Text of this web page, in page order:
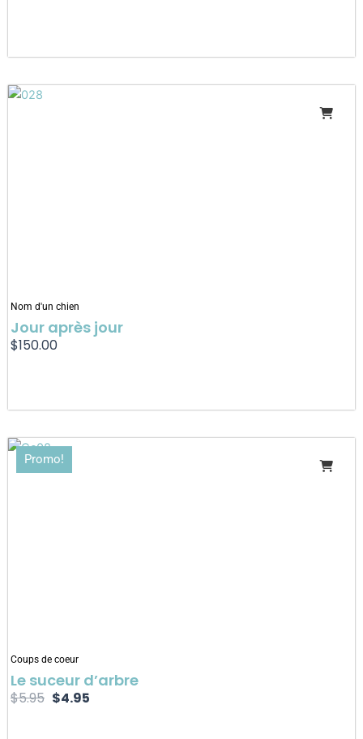
Nom d'un chien
Jour après jour
$150.00
Promo!
Coups de coeur
Le suceur d’arbre
$5.95
Le
prix
initial
$4.95